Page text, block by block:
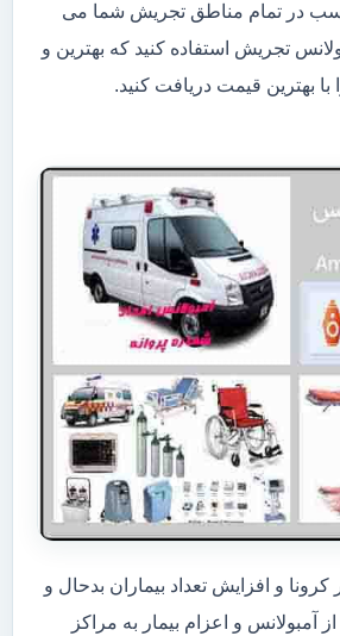
در تمام مناطق تجریش شما می
تجریش استفاده کنید که بهترین و
با بهترین قیمت دریافت کنید.
کرونا و افزایش تعداد بیماران بدحال و
آمبولانس و اعزام بیمار به مراکز